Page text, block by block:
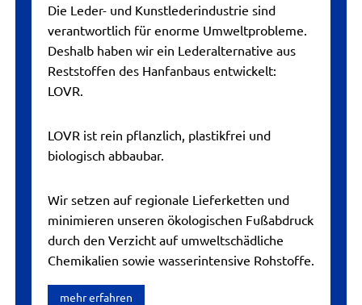
Die Leder- und Kunstlederindustrie sind
verantwortlich für enorme Umweltprobleme.
Deshalb haben wir ein Lederalternative aus
Reststoffen des Hanfanbaus entwickelt:
LOVR.
LOVR ist rein pflanzlich, plastikfrei und
biologisch abbaubar.
Wir setzen auf regionale Lieferketten und
minimieren unseren ökologischen Fußabdruck
durch den Verzicht auf umweltschädliche
Chemikalien sowie wasserintensive Rohstoffe.
mehr erfahren